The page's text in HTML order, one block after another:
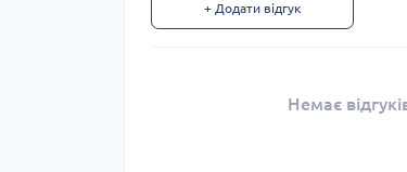
+ Додати відгук
Немає